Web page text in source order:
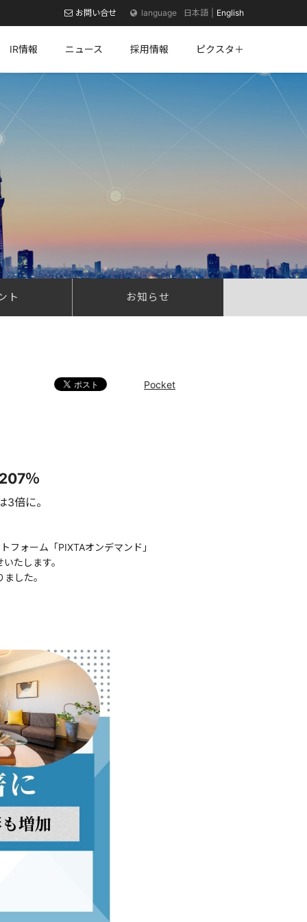
IR情報 ニュース 採用情報 ピクスタ＋
お問い合せ 日本語 English
ト お知らせ
Pocket
％
倍に。
ォーム「PIXTAオンデマンド」
たします。
した。